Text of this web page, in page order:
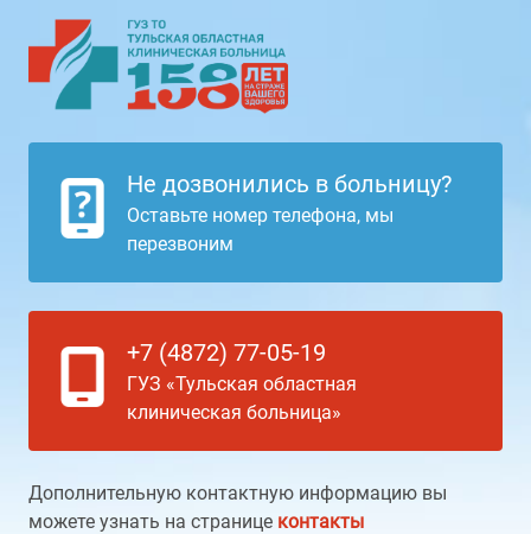
Не дозвонились в больницу?
Оставьте номер телефона, мы
перезвоним
+7 (4872) 77-05-19
ГУЗ «Тульская областная
клиническая больница»
Дополнительную контактную информацию вы
можете узнать на странице контакты